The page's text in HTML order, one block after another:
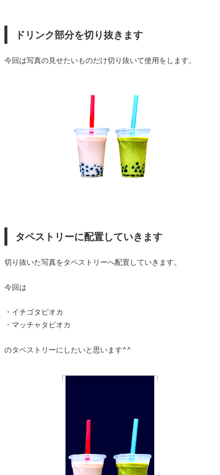
ドリンク部分を切り抜きます
今回は写真の見せたいものだけ切り抜いて使用をします。
タペストリーに配置していきます
切り抜いた写真をタペストリーへ配置していきます。
今回は
・イチゴタピオカ
・マッチャタピオカ
のタペストリーにしたいと思います^^